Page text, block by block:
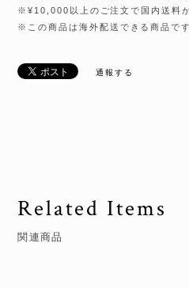
※¥10,000以上のご注文で国内送料
※この商品は海外配送できる商品です
通報する
Related Items
関連商品